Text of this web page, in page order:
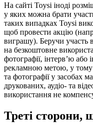
На сайті Toysi іноді
у яких можна брати
таких випадках Toysi
щоб провести акцію
виграшу). Беручи участь
на безкоштовне
фотографії, інтерв’ю або
рекламною метою, у тому
та фотографії у засобах
друкованих, аудіо- та
використання не
Треті сторони,